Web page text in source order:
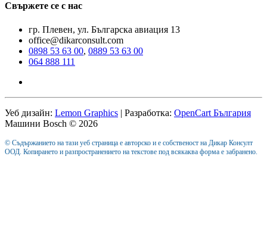
Свържете се с нас
гр. Плевен, ул. Българска авиация 13
office@dikarconsult.com
0898 53 63 00, 0889 53 63 00
064 888 111
Уеб дизайн: Lemon Graphics | Разработка: OpenCart България
Машини Bosch © 2026
© Съдържанието на тази уеб страница е авторско и е собственост на Дикар Консулт
ООД. Копирането и разпространението на текстове под всякаква форма е забранено.